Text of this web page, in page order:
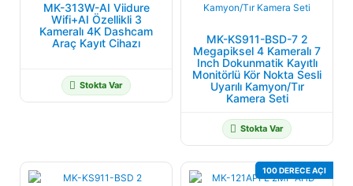
MK-313W-AI Viidure
Wifi+AI Özellikli 3
Kameralı 4K Dashcam
Araç Kayıt Cihazı
Stokta Var
MK-KS911-BSD-7 2
Megapiksel 4 Kameralı 7
Inch Dokunmatik Kayıtlı
Monitörlü Kör Nokta Sesli
Uyarılı Kamyon/Tır
Kamera Seti
Stokta Var
100 DERECE AÇI